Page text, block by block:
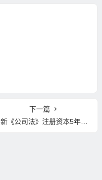
下一篇
新《公司法》注册资本5年内实缴制度7问7答